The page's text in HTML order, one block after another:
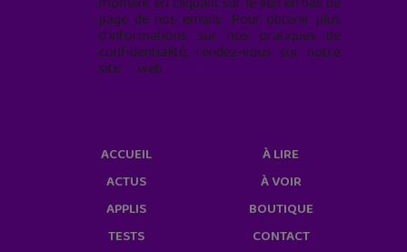
page de nos emails. Pour obtenir plus
d'informations sur nos pratiques de
confidentialité, rendez-vous sur notre
site web
ACCUEIL
ACTUS
APPLIS
TESTS
À LIRE
À VOIR
BOUTIQUE
CONTACT